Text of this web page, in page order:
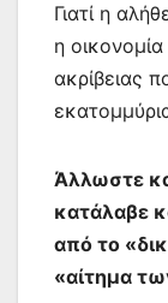
Γιατί η
η
ακρίβειας
Άλλωστε
κατάλαβε
από το
«αίτημα